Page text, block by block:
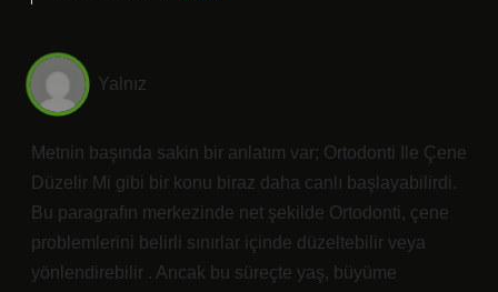
Yalnız
Metnin başında sakin bir anlatım var; Ortodonti Ile Çene
Düzelir Mi gibi bir konu biraz daha canlı başlayabilirdi.
Bu paragrafın merkezinde net şekilde Ortodonti, çene
problemlerini belirli sınırlar içinde düzeltebilir veya
yönlendirebilir . Ancak bu süreçte yaş, büyüme